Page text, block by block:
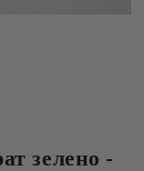
зелено -